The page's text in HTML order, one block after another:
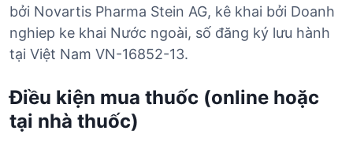
bởi Novartis Pharma Stein AG, kê khai bởi Doanh
nghiep ke khai Nước ngoài, số đăng ký lưu hành
tại Việt Nam VN-16852-13.
Điều kiện mua thuốc (online hoặc
tại nhà thuốc)